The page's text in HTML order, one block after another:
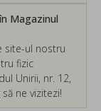
Magazinul
site-ul nostru
fizic
Unirii, nr. 12,
ne vizitezi!